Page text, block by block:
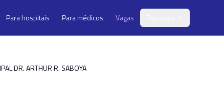
Para hospitais Para médicos Vagas
DR. ARTHUR R. SABOYA